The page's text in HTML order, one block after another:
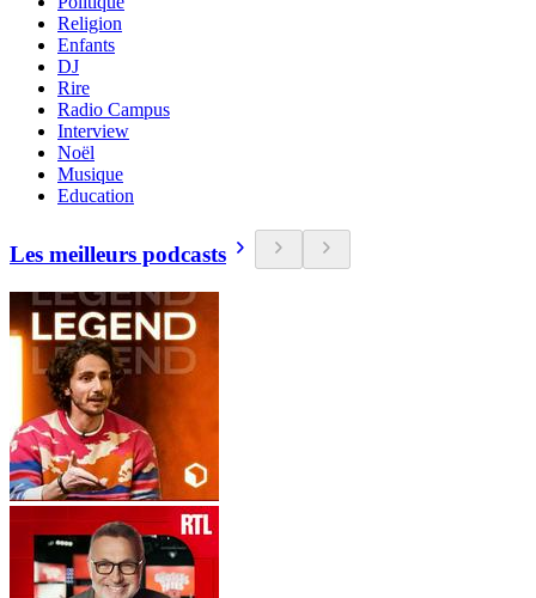
Religion
Enfants
DJ
Rire
Radio Campus
Interview
Noël
Musique
Education
Les meilleurs podcasts